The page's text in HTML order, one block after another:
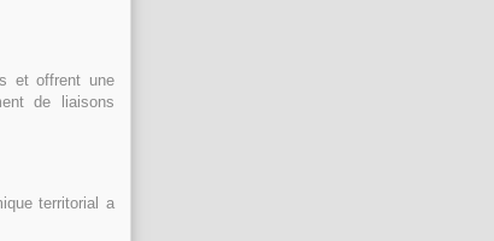
et offrent une
de liaisons
territorial a